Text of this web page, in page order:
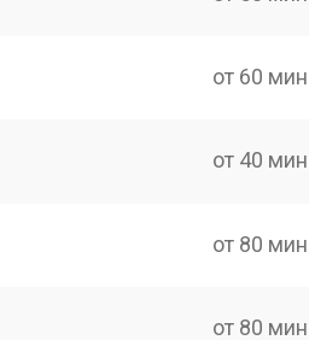
от 60 мин
от 40 мин
от 80 мин
от 80 мин